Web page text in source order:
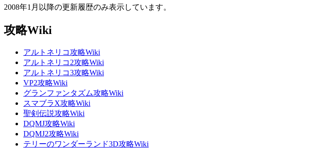
2008年1月以降の更新履歴のみ表示しています。
攻略Wiki
アルトネリコ攻略Wiki
アルトネリコ2攻略Wiki
アルトネリコ3攻略Wiki
VP2攻略Wiki
グランファンタズム攻略Wiki
スマブラX攻略Wiki
聖剣伝説攻略Wiki
DQMJ攻略Wiki
DQMJ2攻略Wiki
テリーのワンダーランド3D攻略Wiki